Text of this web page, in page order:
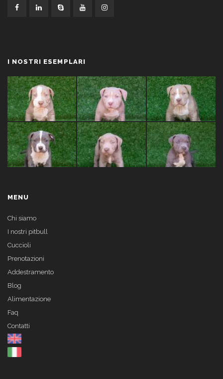
I NOSTRI ESEMPLARI
MENU
Chi siamo
I nostri pitbull
Cuccioli
Prenotazioni
Addestramento
Blog
Alimentazione
Faq
Contatti